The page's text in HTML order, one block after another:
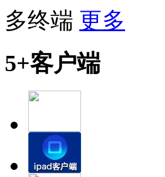
多终端 更多
5+客户端